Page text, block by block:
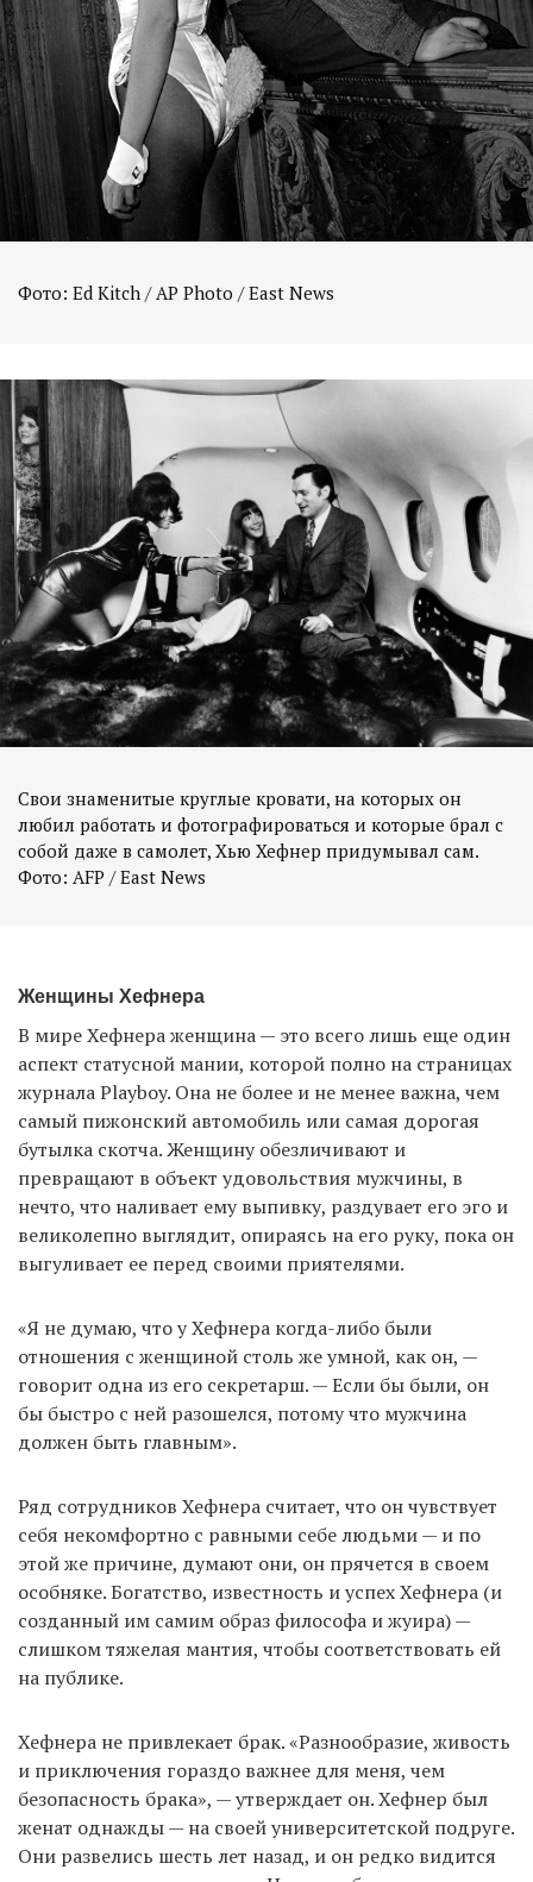
Фото: Ed Kitch / AP Photo / East News
Свои знаменитые круглые кровати, на которых он
любил работать и фотографироваться и которые брал с
собой даже в самолет, Хью Хефнер придумывал сам.
Женщины Хефнера
В мире Хефнера женщина — это всего лишь еще один
аспект статусной мании, которой полно на страницах
журнала Playboy. Она не более и не менее важна, чем
самый пижонский автомобиль или самая дорогая
бутылка скотча. Женщину обезличивают и
превращают в объект удовольствия мужчины, в
нечто, что наливает ему выпивку, раздувает его эго и
великолепно выглядит, опираясь на его руку, пока он
выгуливает ее перед своими приятелями.
«Я не думаю, что у Хефнера когда-либо были
отношения с женщиной столь же умной, как он, —
говорит одна из его секретарш. — Если бы были, он
бы быстро с ней разошелся, потому что мужчина
должен быть главным».
Ряд сотрудников Хефнера считает, что он чувствует
себя некомфортно с равными себе людьми — и по
этой же причине, думают они, он прячется в своем
особняке. Богатство, известность и успех Хефнера (и
созданный им самим образ философа и жуира) —
слишком тяжелая мантия, чтобы соответствовать ей
на публике.
Хефнера не привлекает брак. «Разнообразие, живость
и приключения гораздо важнее для меня, чем
безопасность брака», — утверждает он. Хефнер был
женат однажды — на своей университетской подруге.
Они развелись шесть лет назад, и он редко видится